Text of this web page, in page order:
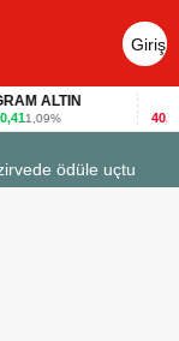
Giriş
Yap
ALTIN
1,09% 40,65
ödüle uçtu